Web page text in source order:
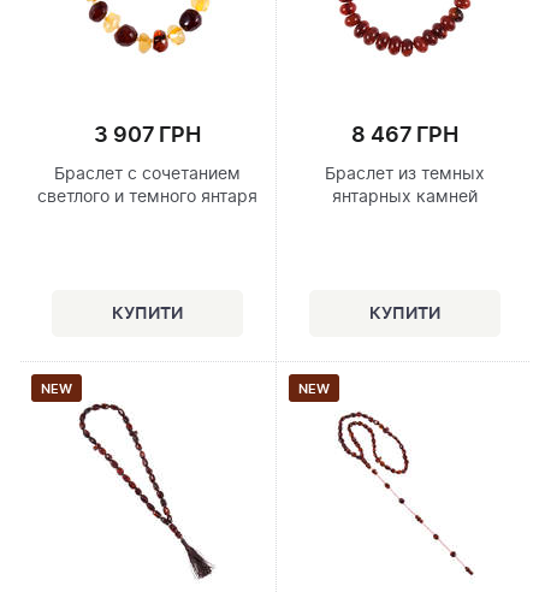
3 907 ГРН
Браслет с сочетанием
светлого и темного янтаря
8 467 ГРН
Браслет из темных
янтарных камней
NEW NEW